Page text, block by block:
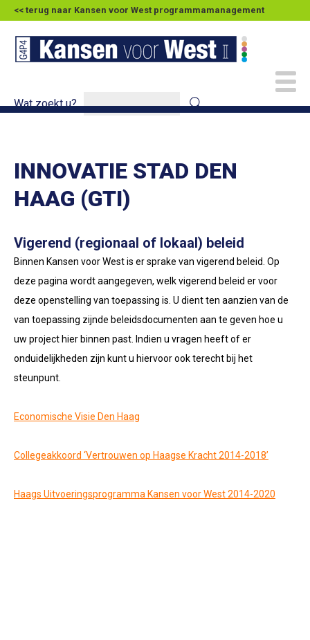
<< terug naar Kansen voor West programmamanagement
Wat zoekt u?
INNOVATIE STAD DEN
HAAG (GTI)
Vigerend (regionaal of lokaal) beleid
Binnen Kansen voor West is er sprake van vigerend beleid. Op
deze pagina wordt aangegeven, welk vigerend beleid er voor
deze openstelling van toepassing is. U dient ten aanzien van de
van toepassing zijnde beleidsdocumenten aan te geven hoe u
uw project hier binnen past. Indien u vragen heeft of er
onduidelijkheden zijn kunt u hiervoor ook terecht bij het
steunpunt.
Economische Visie Den Haag
Collegeakkoord ‘Vertrouwen op Haagse Kracht 2014-2018’
Haags Uitvoeringsprogramma Kansen voor West 2014-2020